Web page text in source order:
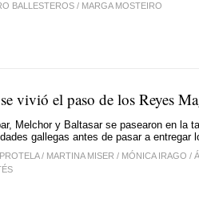
BALLESTEROS / MARGA MOSTEIRO
vivió el paso de los Reyes
Melchor y Baltasar se pasearon en la
gallegas antes de pasar a entregar
/ MARTINA MISER / MÓNICA IRAGO /